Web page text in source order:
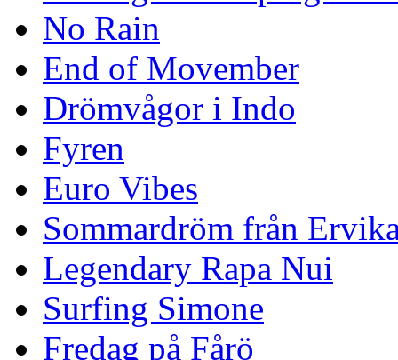
No Rain
End of Movember
Drömvågor i Indo
Fyren
Euro Vibes
Sommardröm från
Legendary Rapa Nui
Surfing Simone
Fredag på Fårö